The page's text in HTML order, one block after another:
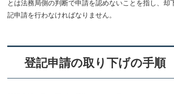
とは法務局側の判断で申請を認めないことを指し、
記申請を行わなければなりません。
登記申請の取り下げの手順